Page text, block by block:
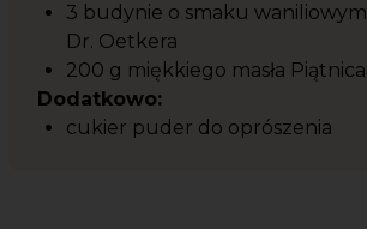
3 budynie o smaku waniliowym
Dr. Oetkera
200 g miękkiego masła Piątnica
Dodatkowo:
cukier puder do oprószenia